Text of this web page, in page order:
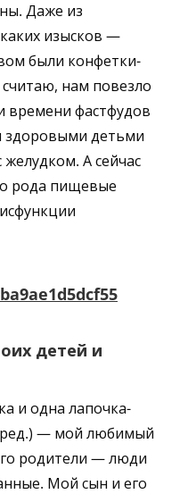
Даже из
изысков —
были конфетки-
нам повезло
времени фастфудов
здоровыми детьми
А сейчас
рода пищевые
детей и
и одна лапочка-
ред.) — мой любимый
родители — люди
Мой сын и его